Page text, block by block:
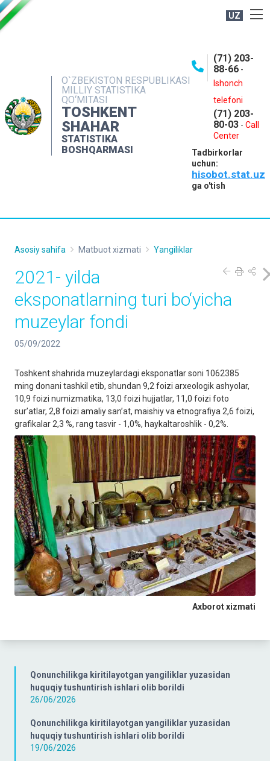
UZ
O`ZBEKISTON RESPUBLIKASI
MILLIY STATISTIKA
QO‘MITASI
TOSHKENT
SHAHAR
STATISTIKA
BOSHQARMASI
(71) 203-
88-66 -
Ishonch
telefoni
(71) 203-
80-03 - Call
Center
Tadbirkorlar
uchun:
hisobot.stat.uz
ga o'tish
NASHRLAR
INTERAKTIV XIZMATLAR
MATBUOT XIZMATI
MUROJAATLAR
Qonunchilikga kiritilayotgan yangiliklar yuzasidan
huquqiy tushuntirish ishlari olib borildi
26/06/2026
Qonunchilikga kiritilayotgan yangiliklar yuzasidan
huquqiy tushuntirish ishlari olib borildi
19/06/2026
Asosiy sahifa Matbuot xizmati Yangiliklar
2021- yilda
eksponatlarning turi bo‘yicha
muzeylar fondi
05/09/2022
Toshkent shahrida muzeylardagi eksponatlar soni 1062385
ming donani tashkil etib, shundan 9,2 foizi arxeologik ashyolar,
10,9 foizi numizmatika, 13,0 foizi hujjatlar, 11,0 foizi foto
sur’atlar, 2,8 foizi amaliy san’at, maishiy va etnografiya 2,6 foizi,
grafikalar 2,3 %, rang tasvir - 1,0%, haykaltaroshlik - 0,2%.
Axborot xizmati